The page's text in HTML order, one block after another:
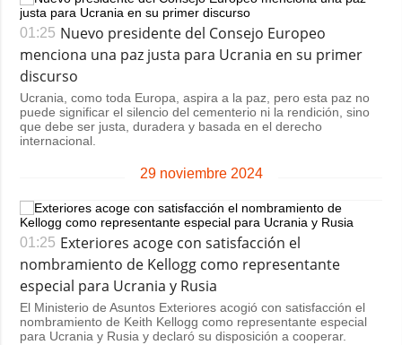
01:25 Nuevo presidente del Consejo Europeo
menciona una paz justa para Ucrania en su primer
discurso
Ucrania, como toda Europa, aspira a la paz, pero esta paz no
puede significar el silencio del cementerio ni la rendición, sino
que debe ser justa, duradera y basada en el derecho
internacional.
29 noviembre 2024
01:25 Exteriores acoge con satisfacción el
nombramiento de Kellogg como representante
especial para Ucrania y Rusia
El Ministerio de Asuntos Exteriores acogió con satisfacción el
nombramiento de Keith Kellogg como representante especial
para Ucrania y Rusia y declaró su disposición a cooperar.